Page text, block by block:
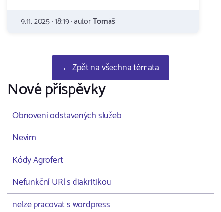
9.11. 2025 · 18:19 · autorTomáš
← Zpět na všechna témata
Nové příspěvky
Obnovení odstavených služeb
Nevím
Kódy Agrofert
Nefunkční URl s diakritikou
nelze pracovat s wordpress